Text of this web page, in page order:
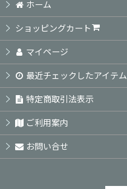
ホーム
ショッピングカート
マイページ
最近チェックしたアイテム
特定商取引法表示
ご利用案内
お問い合せ